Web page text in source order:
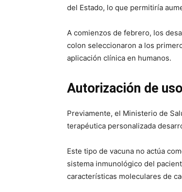
del Estado, lo que permitiría
A comienzos de febrero, los
colon seleccionaron a los
aplicación clínica en humanos.
Autorización de
Previamente, el Ministerio de
terapéutica personalizada
Este tipo de vacuna no actúa
sistema inmunológico del
características moleculares de